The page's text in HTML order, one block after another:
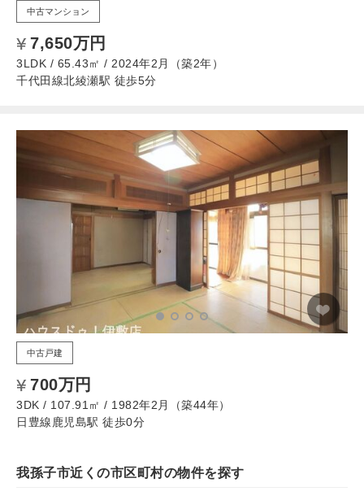
中古マンション
7,650万円
3LDK / 65.43㎡ / 2024年2月（築2年）
千代田線北綾瀬駅 徒歩5分
中古戸建
700万円
3DK / 107.91㎡ / 1982年2月（築44年）
日豊線鹿児島駅 徒歩0分
我孫子市近くの市区町村の物件を探す